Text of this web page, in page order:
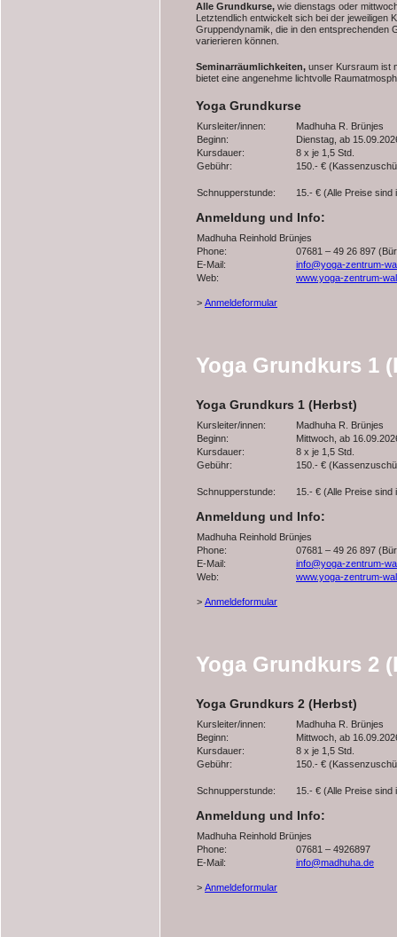
Alle Grundkurse, wie dienstags oder
Letztendlich entwickelt sich bei der jeweiligen
Gruppendynamik, die in den entsprechenden
varierieren können.
Seminarräumlichkeiten, unser Kursraum ist
bietet eine angenehme lichtvolle
Yoga Grundkurse
Kursleiter/innen:
Madhuha R. Brünjes
Beginn:
Dienstag, ab
Kursdauer:
8 x je 1,5 Std.
Gebühr:
150.- €
Schnupperstunde: 15.- € (Alle Preise sind
Anmeldung und Info:
Madhuha Reinhold Brünjes
Phone:
07681 – 49 26 897
E-Mail:
info@yoga-zentrum-
Web:
www.yoga-zentrum-
> Anmeldeformular
Yoga Grundkurs 1
Yoga Grundkurs 1 (Herbst)
Kursleiter/innen:
Madhuha R. Brünjes
Beginn:
Mittwoch, ab
Kursdauer:
8 x je 1,5 Std.
Gebühr:
150.- €
Schnupperstunde: 15.- € (Alle Preise sind
Anmeldung und Info:
Madhuha Reinhold Brünjes
Phone:
07681 – 49 26 897
E-Mail:
info@yoga-zentrum-
Web:
www.yoga-zentrum-
> Anmeldeformular
Yoga Grundkurs 2
Yoga Grundkurs 2 (Herbst)
Kursleiter/innen:
Madhuha R. Brünjes
Beginn:
Mittwoch, ab
Kursdauer:
8 x je 1,5 Std.
Gebühr:
150.- €
Schnupperstunde: 15.- € (Alle Preise sind
Anmeldung und Info:
Madhuha Reinhold Brünjes
Phone:
07681 – 4926897
E-Mail:
info@madhuha.de
> Anmeldeformular